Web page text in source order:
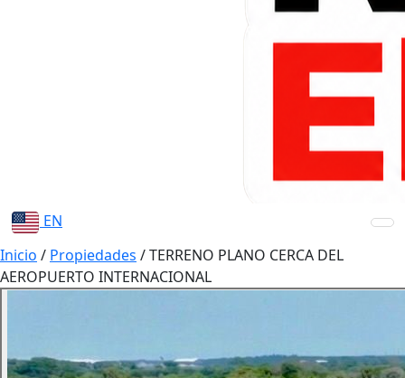
EN
Inicio / Propiedades /TERRENO PLANO CERCA DEL
AEROPUERTO INTERNACIONAL